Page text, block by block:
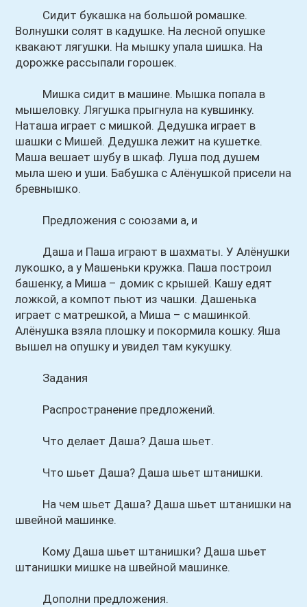
Сидит букашка на большой ромашке.
Волнушки солят в кадушке. На лесной опушке
квакают лягушки. На мышку упала шишка. На
дорожке рассыпали горошек.
Мишка сидит в машине. Мышка попала в
мышеловку. Лягушка прыгнула на кувшинку.
Наташа играет с мишкой. Дедушка играет в
шашки с Мишей. Дедушка лежит на кушетке.
Маша вешает шубу в шкаф. Луша под душем
мыла шею и уши. Бабушка с Алёнушкой присели на
бревнышко.
Предложения с союзами а, и
Даша и Паша играют в шахматы. У Алёнушки
лукошко, а у Машеньки кружка. Паша построил
башенку, а Миша – домик с крышей. Кашу едят
ложкой, а компот пьют из чашки. Дашенька
играет с матрешкой, а Миша – с машинкой.
Алёнушка взяла плошку и покормила кошку. Яша
вышел на опушку и увидел там кукушку.
Задания
Распространение предложений.
Что делает Даша? Даша шьет.
Что шьет Даша? Даша шьет штанишки.
На чем шьет Даша? Даша шьет штанишки на
швейной машинке.
Кому Даша шьет штанишки? Даша шьет
штанишки мишке на швейной машинке.
Дополни предложения.